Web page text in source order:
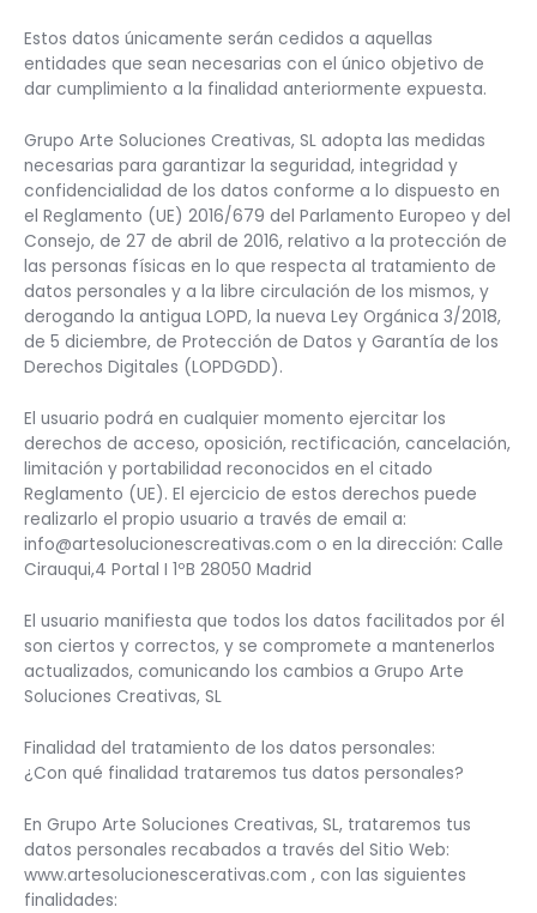
Estos datos únicamente serán cedidos a aquellas
entidades que sean necesarias con el único objetivo de
dar cumplimiento a la finalidad anteriormente expuesta.
Grupo Arte Soluciones Creativas, SL adopta las medidas
necesarias para garantizar la seguridad, integridad y
confidencialidad de los datos conforme a lo dispuesto en
el Reglamento (UE) 2016/679 del Parlamento Europeo y del
Consejo, de 27 de abril de 2016, relativo a la protección de
las personas físicas en lo que respecta al tratamiento de
datos personales y a la libre circulación de los mismos, y
derogando la antigua LOPD, la nueva Ley Orgánica 3/2018,
de 5 diciembre, de Protección de Datos y Garantía de los
Derechos Digitales (LOPDGDD).
El usuario podrá en cualquier momento ejercitar los
derechos de acceso, oposición, rectificación, cancelación,
limitación y portabilidad reconocidos en el citado
Reglamento (UE). El ejercicio de estos derechos puede
realizarlo el propio usuario a través de email a:
info@artesolucionescreativas.com o en la dirección: Calle
Cirauqui,4 Portal I 1ºB 28050 Madrid
El usuario manifiesta que todos los datos facilitados por él
son ciertos y correctos, y se compromete a mantenerlos
actualizados, comunicando los cambios a Grupo Arte
Soluciones Creativas, SL
Finalidad del tratamiento de los datos personales:
¿Con qué finalidad trataremos tus datos personales?
En Grupo Arte Soluciones Creativas, SL, trataremos tus
datos personales recabados a través del Sitio Web:
www.artesolucionescerativas.com , con las siguientes
finalidades: